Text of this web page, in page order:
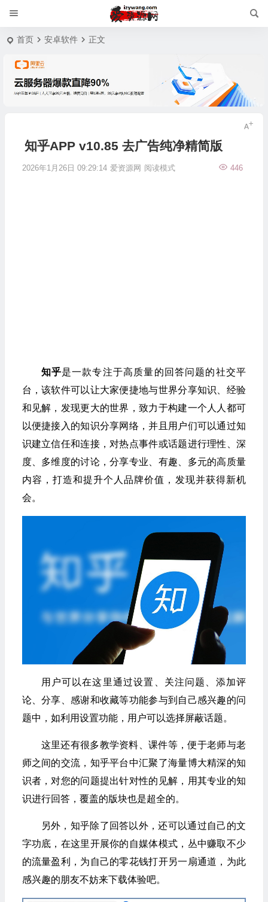
首页 安卓软件 正文
知乎APP v10.85 去广告纯净精简版
2026年1月26日 09:29:14 爱资源网 446
阅读模式
知乎是一款专注于高质量的回答问题的社交平
台，该软件可以让大家便捷地与世界分享知识、经验
和见解，发现更大的世界，致力于构建一个人人都可
以便捷接入的知识分享网络，并且用户们可以通过知
识建立信任和连接，对热点事件或话题进行理性、深
度、多维度的讨论，分享专业、有趣、多元的高质量
内容，打造和提升个人品牌价值，发现并获得新机
会。
用户可以在这里通过设置、关注问题、添加评
论、分享、感谢和收藏等功能参与到自己感兴趣的问
题中，如利用设置功能，用户可以选择屏蔽话题。
这里还有很多教学资料、课件等，便于老师与老
师之间的交流，知乎平台中汇聚了海量博大精深的知
识者，对您的问题提出针对性的见解，用其专业的知
识进行回答，覆盖的版块也是超全的。
另外，知乎除了回答以外，还可以通过自己的文
字功底，在这里开展你的自媒体模式，丛中赚取不少
的流量盈利，为自己的零花钱打开另一扇通道，为此
感兴趣的朋友不妨来下载体验吧。